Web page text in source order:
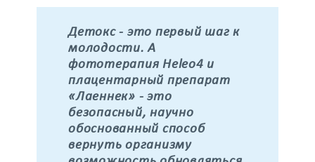
Детокс - это первый шаг к
молодости. А
фототерапия Heleo4 и
плацентарный препарат
«Лаеннек» - это
безопасный, научно
обоснованный способ
вернуть организму